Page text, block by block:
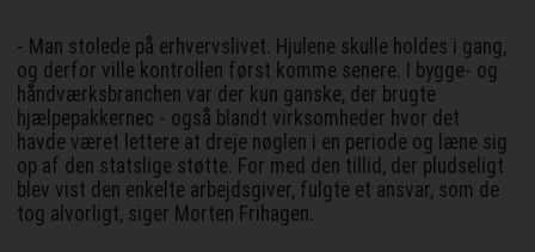
- Man stolede på erhvervslivet. Hjulene skulle holdes i gang,
og derfor ville kontrollen først komme senere. I bygge- og
håndværksbranchen var der kun ganske, der brugte
hjælpepakkernec - også blandt virksomheder hvor det
havde været lettere at dreje nøglen i en periode og læne sig
op af den statslige støtte. For med den tillid, der pludseligt
blev vist den enkelte arbejdsgiver, fulgte et ansvar, som de
tog alvorligt, siger Morten Frihagen.